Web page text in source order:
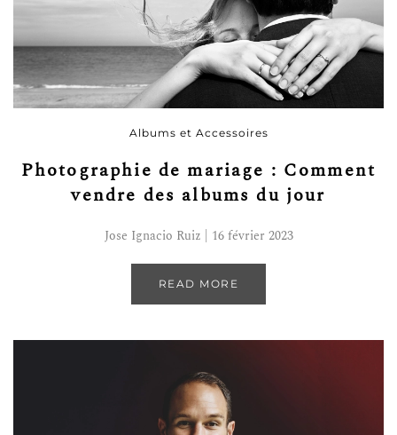
Albums et Accessoires
Photographie de mariage : Comment
vendre des albums du jour
Jose Ignacio Ruiz | 16 février 2023
READ MORE